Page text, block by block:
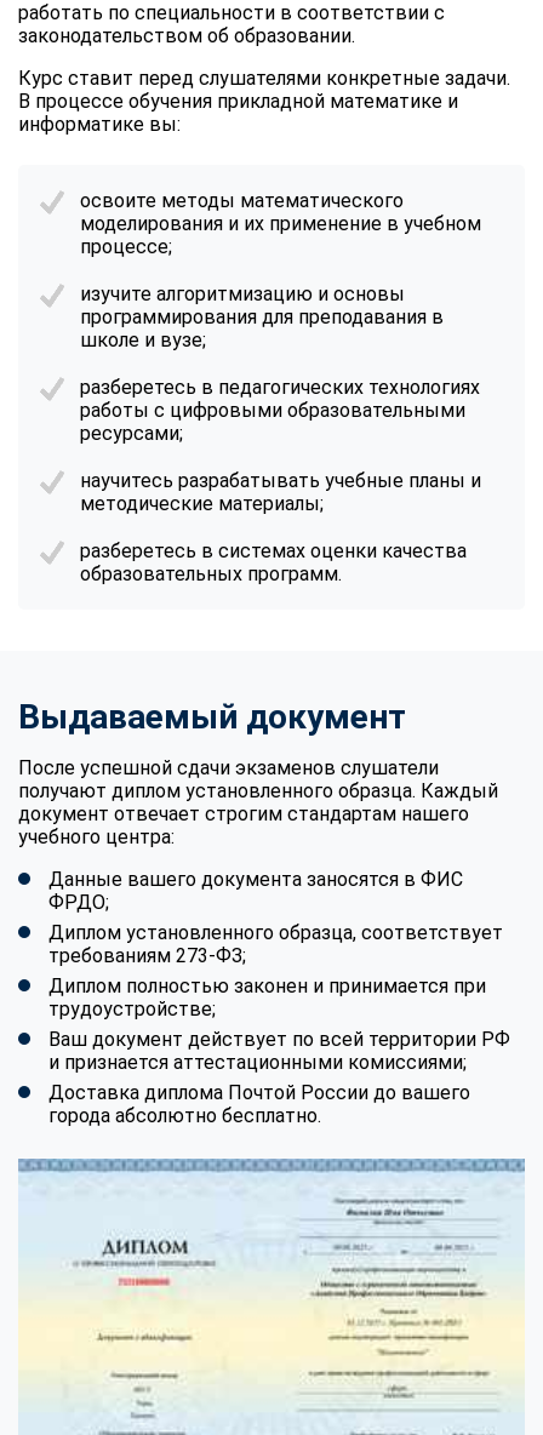
работать по специальности в соответствии с
законодательством об образовании.
Курс ставит перед слушателями конкретные задачи.
В процессе обучения прикладной математике и
информатике вы:
освоите методы математического
моделирования и их применение в учебном
процессе;
изучите алгоритмизацию и основы
программирования для преподавания в
школе и вузе;
разберетесь в педагогических технологиях
работы с цифровыми образовательными
ресурсами;
научитесь разрабатывать учебные планы и
методические материалы;
разберетесь в системах оценки качества
образовательных программ.
Выдаваемый документ
После успешной сдачи экзаменов слушатели
получают диплом установленного образца. Каждый
документ отвечает строгим стандартам нашего
учебного центра:
Данные вашего документа заносятся в ФИС
ФРДО;
Диплом установленного образца, соответствует
требованиям 273-ФЗ;
Диплом полностью законен и принимается при
трудоустройстве;
Ваш документ действует по всей территории РФ
и признается аттестационными комиссиями;
Доставка диплома Почтой России до вашего
города абсолютно бесплатно.